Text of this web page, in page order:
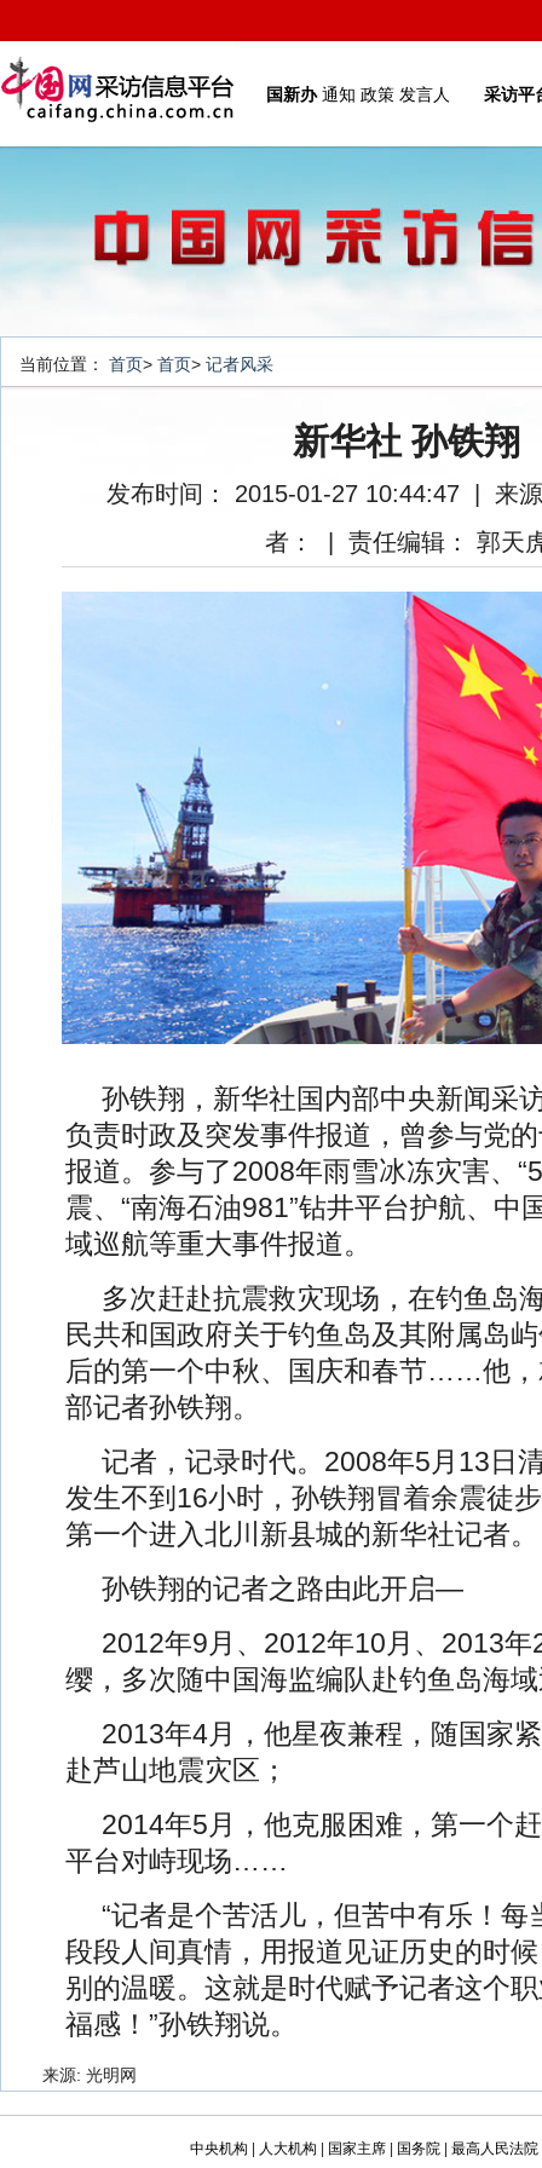
国新办 通知 政策 发言人 采访平
当前位置： 首页> 首页> 记者风采
新华社 孙铁翔
发布时间： 2015-01-27 10:44:47
来
者：
责任编辑： 郭天
孙铁翔，新华社国内部中央新闻采
负责时政及突发事件报道，曾参与党
报道。参与了2008年雨雪冰冻灾害、
震、“南海石油981”钻井平台护航、中
域巡航等重大事件报道。
多次赶赴抗震救灾现场，在钓鱼岛
民共和国政府关于钓鱼岛及其附属岛
后的第一个中秋、国庆和春节……他，
部记者孙铁翔。
记者，记录时代。2008年5月13日
发生不到16小时，孙铁翔冒着余震徒
第一个进入北川新县城的新华社记者。
孙铁翔的记者之路由此开启—
2012年9月、2012年10月、2013
缨，多次随中国海监编队赴钓鱼岛海
2013年4月，他星夜兼程，随国家
赴芦山地震灾区；
2014年5月，他克服困难，第一个
平台对峙现场……
“记者是个苦活儿，但苦中有乐！每
段段人间真情，用报道见证历史的时
别的温暖。这就是时代赋予记者这个
福感！”孙铁翔说。
来源: 光明网
中央机构 人大机构 国家主席 国务院 最高人民法院